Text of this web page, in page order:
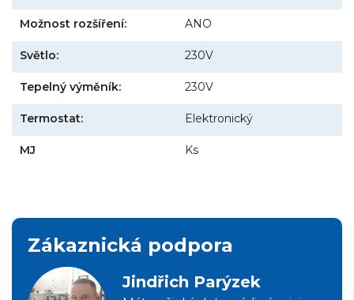
Možnost rozšíření: ANO
Světlo: 230V
Tepelný výměník: 230V
Termostat: Elektronický
MJ Ks
Zákaznická podpora
Jindřich Parýzek